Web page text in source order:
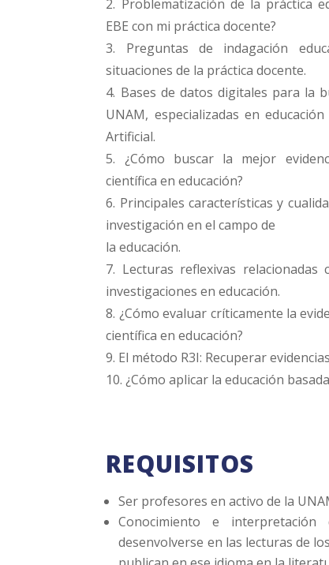
2. Problematización de la práctica
EBE con mi práctica docente?
3. Preguntas de indagación
situaciones de la práctica docente.
4. Bases de datos digitales para la
UNAM, especializadas en
Artificial.
5. ¿Cómo buscar la mejor
científica en educación?
6. Principales características y
investigación en el campo de
la educación.
7. Lecturas reflexivas
investigaciones en educación.
8. ¿Cómo evaluar críticamente la
científica en educación?
9. El método R3I: Recuperar
10. ¿Cómo aplicar la educación
REQUISITOS
Ser profesores en activo de la
Conocimiento e
desenvolverse en las lecturas de